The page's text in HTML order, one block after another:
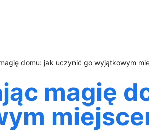
domu: jak uczynić go wyjątkowym
magię